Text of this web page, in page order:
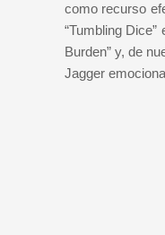
como recurso
“Tumbling
Burden” y, de
Jagger